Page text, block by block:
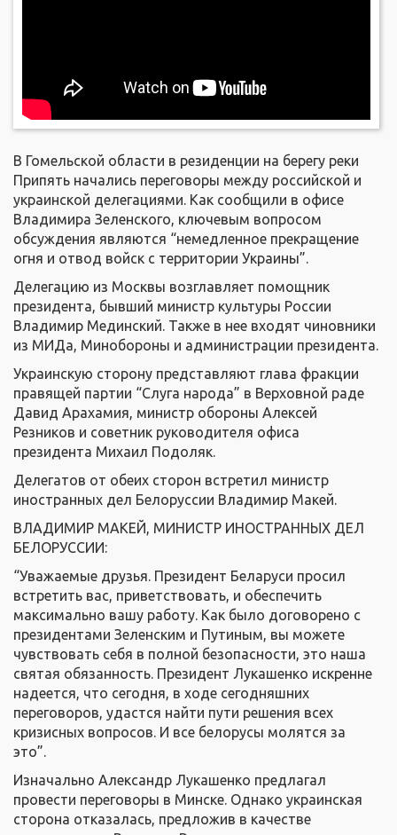
В Гомельской области в резиденции на берегу реки
Припять начались переговоры между российской и
украинской делегациями. Как сообщили в офисе
Владимира Зеленского, ключевым вопросом
обсуждения являются “немедленное прекращение
огня и отвод войск с территории Украины”.
Делегацию из Москвы возглавляет помощник
президента, бывший министр культуры России
Владимир Мединский. Также в нее входят чиновники
из МИДа, Минобороны и администрации президента.
Украинскую сторону представляют глава фракции
правящей партии “Слуга народа” в Верховной раде
Давид Арахамия, министр обороны Алексей
Резников и советник руководителя офиса
президента Михаил Подоляк.
Делегатов от обеих сторон встретил министр
иностранных дел Белоруссии Владимир Макей.
ВЛАДИМИР МАКЕЙ, МИНИСТР ИНОСТРАННЫХ ДЕЛ
БЕЛОРУССИИ:
“Уважаемые друзья. Президент Беларуси просил
встретить вас, приветствовать, и обеспечить
максимально вашу работу. Как было договорено с
президентами Зеленским и Путиным, вы можете
чувствовать себя в полной безопасности, это наша
святая обязанность. Президент Лукашенко искренне
надеется, что сегодня, в ходе сегодняшних
переговоров, удастся найти пути решения всех
кризисных вопросов. И все белорусы молятся за
это”.
Изначально Александр Лукашенко предлагал
провести переговоры в Минске. Однако украинская
сторона отказалась, предложив в качестве